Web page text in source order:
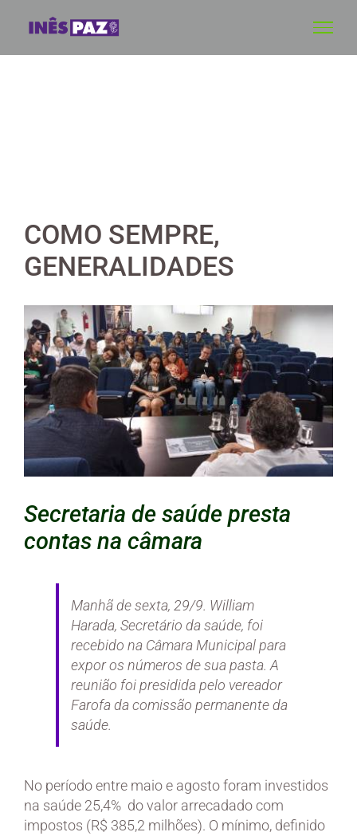
COMO SEMPRE,
GENERALIDADES
View
Larger
Image
Secretaria de saúde presta
contas na câmara
Manhã de sexta, 29/9. William
Harada, Secretário da saúde, foi
recebido na Câmara Municipal para
expor os números de sua pasta. A
reunião foi presidida pelo vereador
Farofa da comissão permanente da
saúde.
No período entre maio e agosto foram investidos
na saúde 25,4% do valor arrecadado com
impostos (R$ 385,2 milhões). O mínimo, definido